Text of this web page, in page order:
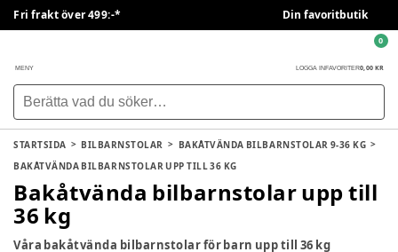
Fri frakt över 499:-* Din favoritbutik
MENY LOGGA IN FAVORITER0,00 KR
0
STARTSIDA BILBARNSTOLAR
BAKÅTVÄNDA BILBARNSTOLAR 9-36 KG
BAKÅTVÄNDA BILBARNSTOLAR UPP TILL 36 KG
Bakåtvända bilbarnstolar upp till
36 kg
Våra bakåtvända bilbarnstolar för barn upp till 36 kg